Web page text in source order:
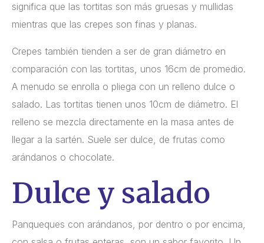
significa que las tortitas son más gruesas y mullidas
mientras que las crepes son finas y planas.
Crepes también tienden a ser de gran diámetro en
comparación con las tortitas, unos 16cm de promedio.
A menudo se enrolla o pliega con un relleno dulce o
salado. Las tortitas tienen unos 10cm de diámetro. El
relleno se mezcla directamente en la masa antes de
llegar a la sartén. Suele ser dulce, de frutas como
arándanos o chocolate.
Dulce y salado
Panqueques con arándanos, por dentro o por encima,